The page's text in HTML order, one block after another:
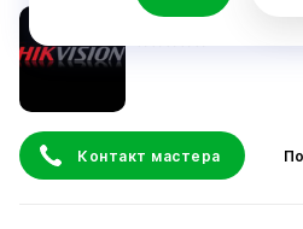
Madaminov Abdul-
Контакт мастера